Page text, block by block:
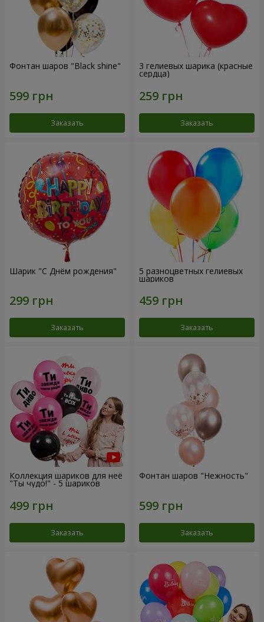
Фонтан шаров "Black shine"
Заказать
3 гелиевых шарика (красные
сердца)
Заказать
Шарик "С Днём рождения"
Заказать
5 разноцветных гелиевых
шариков
Заказать
Коллекция шариков для неё
"Ты чудо!" - 5 шариков
Заказать
Фонтан шаров "Нежность"
Заказать